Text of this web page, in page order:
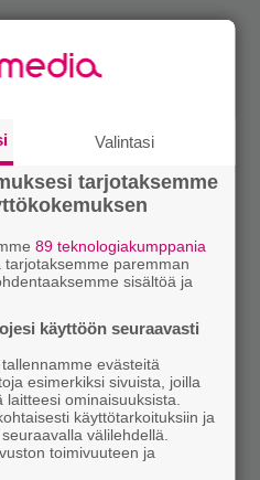
Valintasi
tarjotaksemme
89 teknologiakumppania
paremman
sisältöä ja
käyttöön seuraavasti
evästeitä
esimerkiksi sivuista, joilla
ominaisuuksista.
käyttötarkoituksiin ja
välilehdellä.
toimivuuteen ja